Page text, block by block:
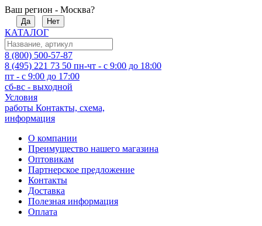
Ваш регион - Москва?
Да Нет
КАТАЛОГ
8 (800) 500-57-87
8 (495) 221 73 50 пн-чт - с 9:00 до 18:00
пт - с 9:00 до 17:00
сб-вс - выходной
Условия
работы Контакты, схема,
информация
О компании
Преимущество нашего магазина
Оптовикам
Партнерское предложение
Контакты
Доставка
Полезная информация
Оплата